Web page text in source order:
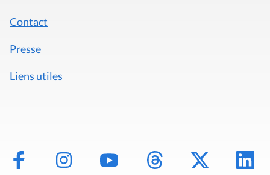
Contact
Presse
Liens utiles